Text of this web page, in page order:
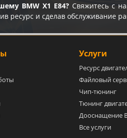
BMW X1 E84? Свяжитесь с
ресурс и сделав обслуживание
Услуги
Ресурс
Файловый
Чип-тюнинг
Тюнинг
Дооснащение
Все услуги